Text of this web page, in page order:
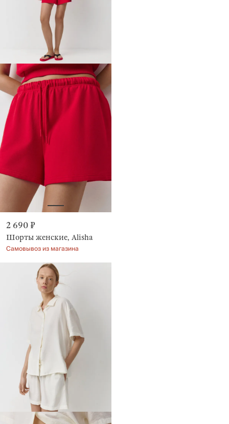
2 690 ₽
Шорты женские, Alisha
Самовывоз из магазина